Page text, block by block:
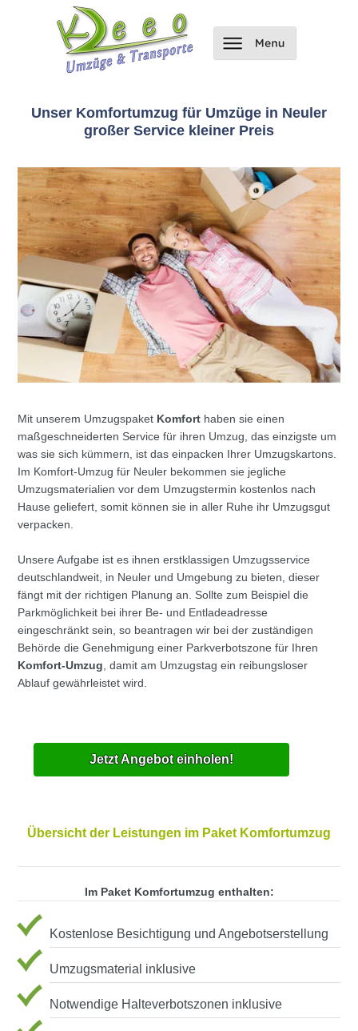
Unser Komfortumzug für Umzüge in Neuler
großer Service kleiner Preis
Mit unserem Umzugspaket Komfort haben sie einen
maßgeschneiderten Service für ihren Umzug, das einzigste um
was sie sich kümmern, ist das einpacken Ihrer Umzugskartons.
Im Komfort-Umzug für Neuler bekommen sie jegliche
Umzugsmaterialien vor dem Umzugstermin kostenlos nach
Hause geliefert, somit können sie in aller Ruhe ihr Umzugsgut
verpacken.
Unsere Aufgabe ist es ihnen erstklassigen Umzugsservice
deutschlandweit, in Neuler und Umgebung zu bieten, dieser
fängt mit der richtigen Planung an. Sollte zum Beispiel die
Parkmöglichkeit bei ihrer Be- und Entladeadresse
eingeschränkt sein, so beantragen wir bei der zuständigen
Behörde die Genehmigung einer Parkverbotszone für Ihren
Komfort-Umzug , damit am Umzugstag ein reibungsloser
Ablauf gewährleistet wird.
Jetzt Angebot einholen!
Übersicht der Leistungen im Paket Komfortumzug
Im Paket Komfortumzug enthalten:
Kostenlose Besichtigung und Angebotserstellung
Umzugsmaterial inklusive
Notwendige Halteverbotszonen inklusive